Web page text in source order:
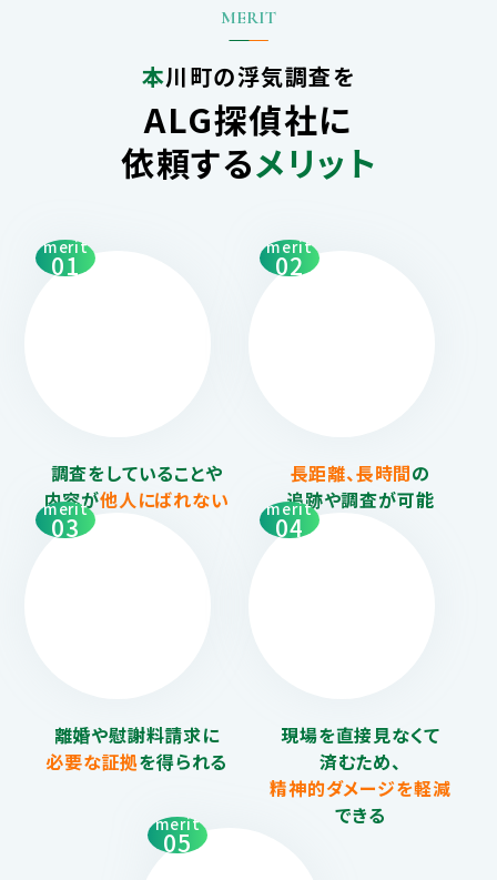
本川町の浮気調査を
ALG探偵社に
依頼するメリット
merit
01
調査をしていることや
内容が他人にばれない
merit
02
長距離、長時間の
追跡や調査が可能
merit
03
離婚や慰謝料請求に
必要な証拠を得られる
merit
04
現場を直接見なくて
済むため、
精神的ダメージを軽減
できる
merit
05